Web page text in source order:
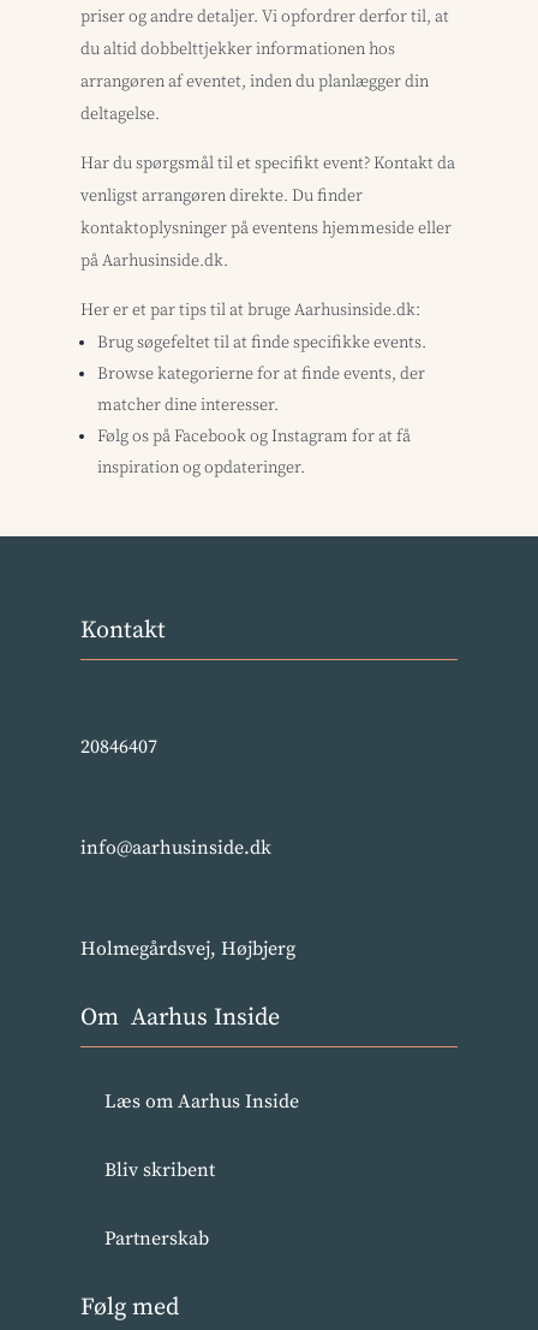
priser og andre detaljer. Vi opfordrer derfor til, at
du altid dobbelttjekker informationen hos
arrangøren af eventet, inden du planlægger din
deltagelse.
Har du spørgsmål til et specifikt event? Kontakt da
venligst arrangøren direkte. Du finder
kontaktoplysninger på eventens hjemmeside eller
på Aarhusinside.dk.
Her er et par tips til at bruge Aarhusinside.dk:
Brug søgefeltet til at finde specifikke events.
Browse kategorierne for at finde events, der
matcher dine interesser.
Følg os på Facebook og Instagram for at få
inspiration og opdateringer.
Kontakt
20846407
info@aarhusinside.dk
Holmegårdsvej, Højbjerg
Om Aarhus Inside
Læs om Aarhus Inside
Bliv skribent
Partnerskab
Følg med